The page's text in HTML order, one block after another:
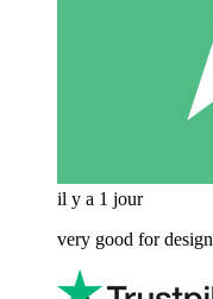
il y a 1 jour
very good for design